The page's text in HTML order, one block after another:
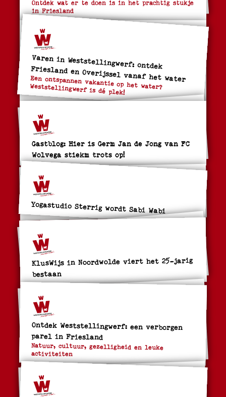
in Friesland
Varen in Weststellingwerf: ontdek
Friesland en Overijssel vanaf het water
Een ontspannen vakantie op het water? Weststellingwerf is dé plek!
Gastblog: Hier is Germ Jan de Jong van FC
Wolvega stiekm trots op!
Yogastudio Sterrig wordt Sabi Wabi
KlusWijs in Noordwolde viert het 25-jarig
bestaan
Ontdek Weststellingwerf: een verborgen
parel in Friesland
Natuur, cultuur, gezelligheid en leuke
activiteiten